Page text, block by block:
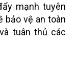
mạnh tuyên
bảo vệ an toàn
tuân thủ các